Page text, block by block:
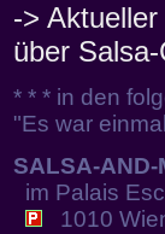
->
über
* * * in den
"Es war
SALSA-AND-
im Palais
1010